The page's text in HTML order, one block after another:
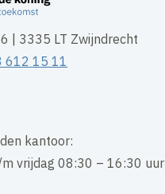
| 3335 LT Zwijndrecht
612 15 11
kantoor:
vrijdag 08:30 – 16:30 uur